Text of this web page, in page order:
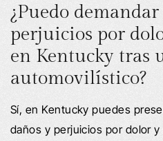
¿Puedo
perjuicios por
en Kentucky tras
automovilístico?
Sí, en Kentucky puedes
daños y perjuicios por dolor